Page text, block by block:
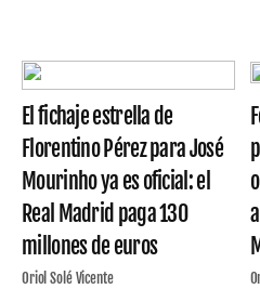
El fichaje estrella de
Florentino Pérez para José
Mourinho ya es oficial: el
Real Madrid paga 130
millones de euros
Oriol Solé Vicente